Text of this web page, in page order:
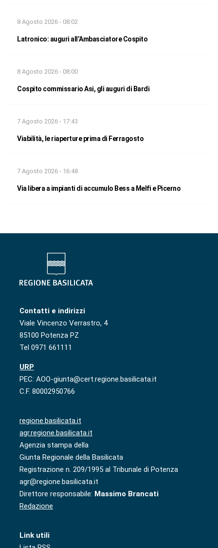
8 Agosto 2026 - 08:02
Latronico: auguri all’Ambasciatore Cospito
8 Agosto 2026 - 08:00
Cospito commissario Asi, gli auguri di Bardi
7 Agosto 2026 - 17:43
Viabilità, le riaperture prima di Ferragosto
7 Agosto 2026 - 16:48
Via libera a impianti di accumulo Bess a Melfi e Picerno
Contatti e indirizzi
Viale Vincenzo Verrastro, 4
85100 Potenza PZ
Tel 0971 661111
URP
PEC: AOO-giunta@cert.regione.basilicata.it
C.F. 80002950766
regione.basilicata.it
agr.regione.basilicata.it
Agenzia stampa della
Giunta Regionale della Basilicata
Registrazione n. 209/1995 al Tribunale di Potenza
agr@regione.basilicata.it
Direttore responsabile: Massimo Brancati
Redazione
Link utili